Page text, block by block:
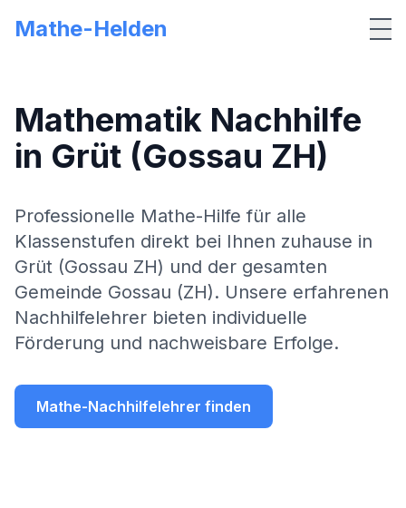
Mathe-Helden
Mathematik Nachhilfe
in Grüt (Gossau ZH)
Professionelle Mathe-Hilfe für alle
Klassenstufen direkt bei Ihnen zuhause in
Grüt (Gossau ZH) und der gesamten
Gemeinde Gossau (ZH). Unsere erfahrenen
Nachhilfelehrer bieten individuelle
Förderung und nachweisbare Erfolge.
Mathe-Nachhilfelehrer finden